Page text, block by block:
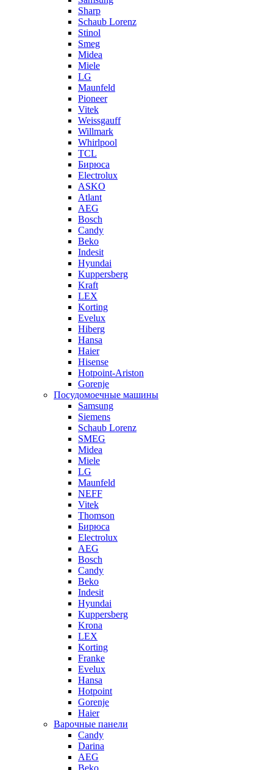
Sharp
Schaub Lorenz
Stinol
Smeg
Midea
Miele
LG
Maunfeld
Pioneer
Vitek
Weissgauff
Willmark
Whirlpool
TCL
Бирюса
Electrolux
ASKO
Atlant
AEG
Bosch
Candy
Beko
Indesit
Hyundai
Kuppersberg
Kraft
LEX
Korting
Evelux
Hiberg
Hansa
Haier
Hisense
Hotpoint-Ariston
Gorenje
Посудомоечные машины
Samsung
Siemens
Schaub Lorenz
SMEG
Midea
Miele
LG
Maunfeld
NEFF
Vitek
Thomson
Бирюса
Electrolux
AEG
Bosch
Candy
Beko
Indesit
Hyundai
Kuppersberg
Krona
LEX
Korting
Franke
Evelux
Hansa
Hotpoint
Gorenje
Haier
Варочные панели
Candy
Darina
AEG